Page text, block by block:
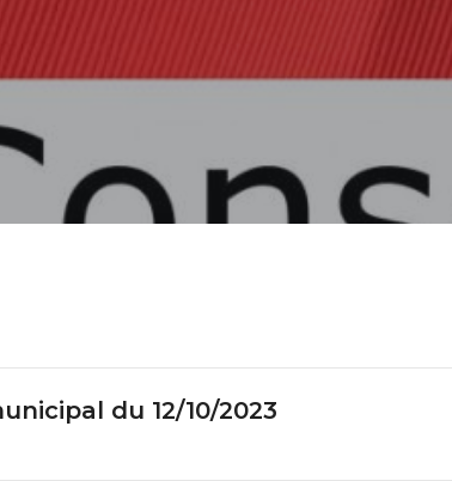
du 12/10/2023